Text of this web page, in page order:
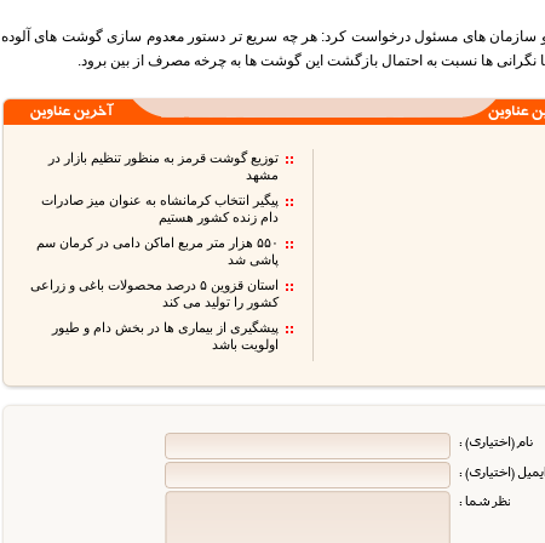
سازمان های مسئول درخواست کرد: هر چه سریع تر دستور معدوم سازی گوشت های آلوده
نگرانی ها نسبت به احتمال بازگشت این گوشت ها به چرخه مصرف از بین برود.
توزیع گوشت قرمز به منظور تنظیم بازار در
مشهد
پیگیر انتخاب کرمانشاه به عنوان میز صادرات
دام زنده کشور هستیم
۵۵۰ هزار متر مربع اماکن دامی در کرمان سم
پاشی شد
استان قزوین ۵ درصد محصولات باغی و زراعی
کشور را تولید می کند
پیشگیری از بیماری ها در بخش دام و طیور
اولویت باشد